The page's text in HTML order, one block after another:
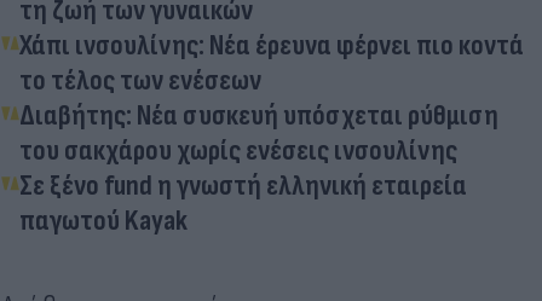
τη ζωή των γυναικών
Χάπι ινσουλίνης: Νέα έρευνα φέρνει πιο κοντά
το τέλος των ενέσεων
Διαβήτης: Νέα συσκευή υπόσχεται ρύθμιση
του σακχάρου χωρίς ενέσεις ινσουλίνης
Σε ξένο fund η γνωστή ελληνική εταιρεία
παγωτού Kayak